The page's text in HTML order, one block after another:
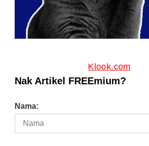
Klook.com
Nak Artikel FREEmium?
Nama: